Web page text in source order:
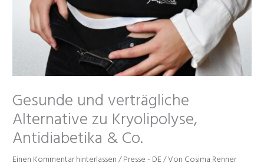
Gesunde und verträgliche
Alternative zu Kryolipolyse,
Antidiabetika & Co.
Einen Kommentar hinterlassen/Presse - DE/ Von Cosima Renner